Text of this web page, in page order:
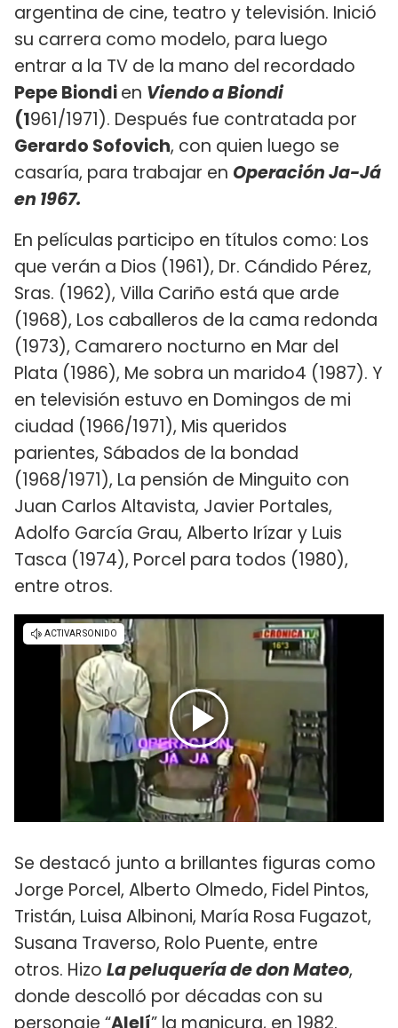
argentina de cine, teatro y televisión. Inició
su carrera como modelo, para luego
entrar a la TV de la mano del recordado
Pepe Biondien Viendo a Biondi
(1961/1971). Después fue contratada por
Gerardo Sofovich, con quien luego se
casaría, para trabajar en Operación Ja-Já
en 1967.
En películas participo en títulos como: Los
que verán a Dios (1961), Dr. Cándido Pérez,
Sras. (1962), Villa Cariño está que arde
(1968), Los caballeros de la cama redonda
(1973), Camarero nocturno en Mar del
Plata (1986), Me sobra un marido4 (1987). Y
en televisión estuvo en Domingos de mi
ciudad (1966/1971), Mis queridos
parientes, Sábados de la bondad
(1968/1971), La pensión de Minguito con
Juan Carlos Altavista, Javier Portales,
Adolfo García Grau, Alberto Irízar y Luis
Tasca (1974), Porcel para todos (1980),
entre otros.
Se destacó junto a brillantes figuras como
Jorge Porcel, Alberto Olmedo, Fidel Pintos,
Tristán, Luisa Albinoni, María Rosa Fugazot,
Susana Traverso, Rolo Puente, entre
otros. Hizo La peluquería de don Mateo,
donde descolló por décadas con su